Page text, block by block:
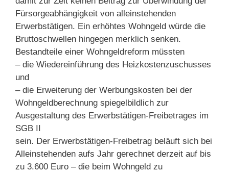
Fürsorgeabhängigkeit von alleinstehenden
Erwerbstätigen. Ein erhöhtes Wohngeld würde die
Bruttoschwellen hingegen merklich senken.
Bestandteile einer Wohngeldreform müssten
– die Wiedereinführung des Heizkostenzuschusses
und
– die Erweiterung der Werbungskosten bei der
Wohngeldberechnung spiegelbildlich zur
Ausgestaltung des Erwerbstätigen-Freibetrages im
SGB II
sein. Der Erwerbstätigen-Freibetrag beläuft sich bei
Alleinstehenden aufs Jahr gerechnet derzeit auf bis
zu 3.600 Euro – die beim Wohngeld zu